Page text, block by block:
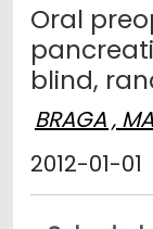
Oral
blind,
BRAGA ,
2012-01-01